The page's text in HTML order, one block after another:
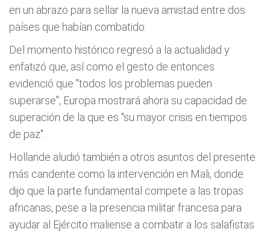
en un abrazo para sellar la nueva amistad entre dos
países que habían combatido.
Del momento histórico regresó a la actualidad y
enfatizó que, así como el gesto de entonces
evidenció que "todos los problemas pueden
superarse", Europa mostrará ahora su capacidad de
superación de la que es "su mayor crisis en tiempos
de paz".
Hollande aludió también a otros asuntos del presente
más candente como la intervención en Mali, donde
dijo que la parte fundamental compete a las tropas
africanas, pese a la presencia militar francesa para
ayudar al Ejército maliense a combatir a los salafistas